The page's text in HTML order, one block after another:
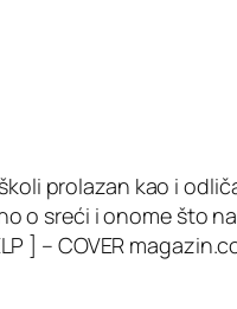
prolazan kao i
o sreći i onome što
] – COVER